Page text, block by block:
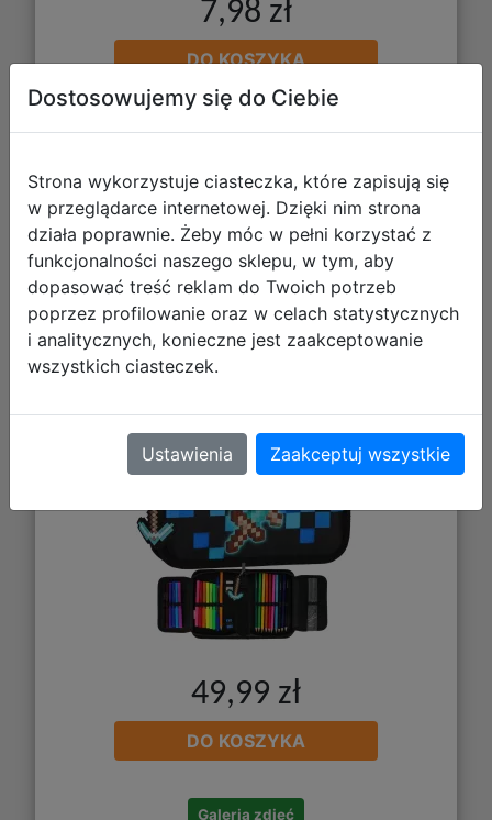
7,98 zł
DO KOSZYKA
Galeria zdjęć
Starpak Piórnik Dwuklapkowy z
49,99 zł
DO KOSZYKA
Galeria zdjęć
Dostosowujemy się do Ciebie
Strona wykorzystuje ciasteczka, które zapisują się
w przeglądarce internetowej. Dzięki nim strona
działa poprawnie. Żeby móc w pełni korzystać z
funkcjonalności naszego sklepu, w tym, aby
dopasować treść reklam do Twoich potrzeb
poprzez profilowanie oraz w celach statystycznych
i analitycznych, konieczne jest zaakceptowanie
wszystkich ciasteczek.
Ustawienia Zaakceptuj wszystkie